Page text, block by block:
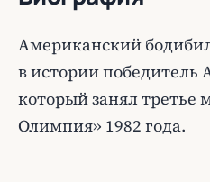
Американский
в истории победитель
который занял третье
Олимпия» 1982 года.